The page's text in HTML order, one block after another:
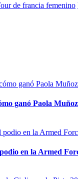
de francia femenino
ganó Paola
en la Armed